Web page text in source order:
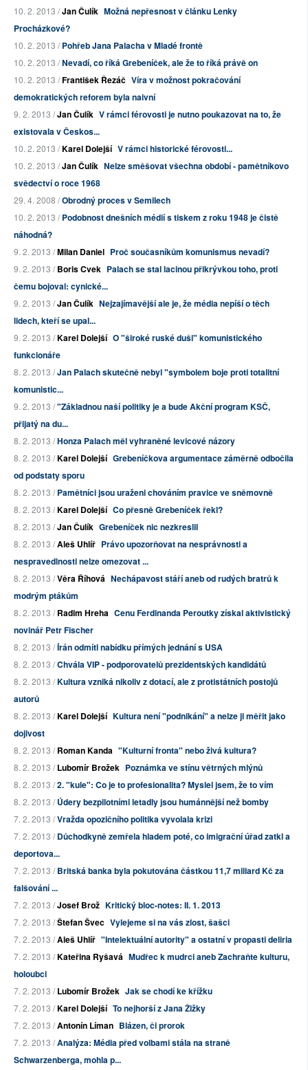
10. 2. 2013 /Jan Čulík Možná nepřesnost v článku Lenky
Procházkové?
10. 2. 2013 /Pohřeb Jana Palacha v Mladé frontě
10. 2. 2013 /Nevadí, co říká Grebeníček, ale že to říká právě on
10. 2. 2013 /František Řezáč Víra v možnost pokračování
demokratických reforem byla naivní
9. 2. 2013 /Jan Čulík V rámci férovosti je nutno poukazovat na to, že
existovala v Českos...
10. 2. 2013 /Karel Dolejší V rámci historické férovosti...
10. 2. 2013 /Jan Čulík Nelze směšovat všechna období - pamětníkovo
svědectví o roce 1968
29. 4. 2008 /Obrodný proces v Semilech
10. 2. 2013 /Podobnost dnešních médií s tiskem z roku 1948 je čistě
náhodná?
9. 2. 2013 /Milan Daniel Proč současníkům komunismus nevadí?
9. 2. 2013 /Boris Cvek Palach se stal lacinou přikrývkou toho, proti
čemu bojoval: cynické...
9. 2. 2013 /Jan Čulík Nejzajímavější ale je, že média nepíší o těch
lidech, kteří se upal...
9. 2. 2013 /Karel Dolejší O "široké ruské duši" komunistického
funkcionáře
8. 2. 2013 /Jan Palach skutečně nebyl "symbolem boje proti totalitní
komunistic...
9. 2. 2013 /"Základnou naší politiky je a bude Akční program KSČ,
přijatý na du...
8. 2. 2013 /Honza Palach měl vyhraněné levicové názory
8. 2. 2013 /Karel Dolejší Grebeníčkova argumentace záměrně odbočila
od podstaty sporu
8. 2. 2013 /Pamětníci jsou uraženi chováním pravice ve sněmovně
8. 2. 2013 /Karel Dolejší Co přesně Grebeníček řekl?
8. 2. 2013 /Jan Čulík Grebeníček nic nezkreslil
8. 2. 2013 /Aleš Uhlíř Právo upozorňovat na nesprávnosti a
nespravedlnosti nelze omezovat ...
8. 2. 2013 /Věra Říhová Nechápavost stáří aneb od rudých bratrů k
modrým ptákům
8. 2. 2013 /Radim Hreha Cenu Ferdinanda Peroutky získal aktivistický
novinář Petr Fischer
8. 2. 2013 /Írán odmítl nabídku přímých jednání s USA
8. 2. 2013 /Chvála VIP - podporovatelů prezidentských kandidátů
8. 2. 2013 /Kultura vzniká nikoliv z dotací, ale z protistátních postojů
autorů
8. 2. 2013 /Karel Dolejší Kultura není "podnikání" a nelze ji měřit jako
dojivost
8. 2. 2013 /Roman Kanda "Kulturní fronta" nebo živá kultura?
8. 2. 2013 /Lubomír Brožek Poznámka ve stínu větrných mlýnů
8. 2. 2013 /2. "kule": Co je to profesionalita? Myslel jsem, že to vím
8. 2. 2013 /Údery bezpilotními letadly jsou humánnější než bomby
7. 2. 2013 /Vražda opozičního politika vyvolala krizi
7. 2. 2013 /Důchodkyně zemřela hladem poté, co imigrační úřad zatkl a
deportova...
7. 2. 2013 /Britská banka byla pokutována částkou 11,7 miliard Kč za
falšování ...
7. 2. 2013 /Josef Brož Kritický bloc-notes: II. 1. 2013
7. 2. 2013 /Štefan Švec Vylejeme si na vás zlost, šašci
7. 2. 2013 /Aleš Uhlíř "Intelektuální autority" a ostatní v propasti deliria
7. 2. 2013 /Kateřina Ryšavá Mudřec k mudrci aneb Zachraňte kulturu,
holoubci
7. 2. 2013 /Lubomír Brožek Jak se chodí ke křížku
7. 2. 2013 /Karel Dolejší To nejhorší z Jana Žižky
7. 2. 2013 /Antonín Líman Blázen, či prorok
7. 2. 2013 /Analýza: Média před volbami stála na straně
Schwarzenberga, mohla p...